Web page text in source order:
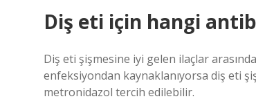
Diş eti için hangi
Diş eti şişmesine iyi gelen ilaçlar
enfeksiyondan kaynaklanıyorsa diş eti
metronidazol tercih edilebilir.